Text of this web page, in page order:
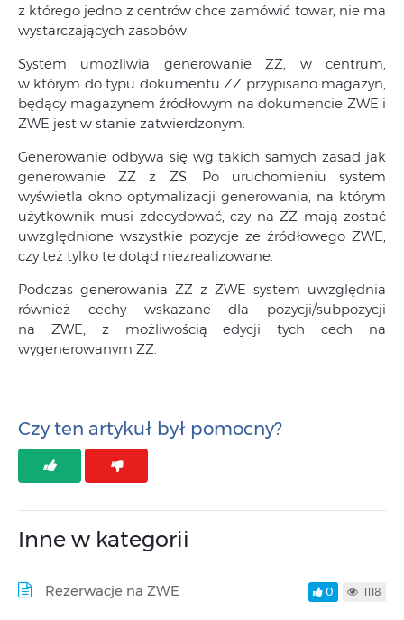
z którego jedno z centrów chce zamówić towar, nie ma
wystarczających zasobów.
System umożliwia generowanie ZZ, w centrum,
w którym do typu dokumentu ZZ przypisano magazyn,
będący magazynem źródłowym na dokumencie ZWE i
ZWE jest w stanie zatwierdzonym.
Generowanie odbywa się wg takich samych zasad jak
generowanie ZZ z ZS. Po uruchomieniu system
wyświetla okno optymalizacji generowania, na którym
użytkownik musi zdecydować, czy na ZZ mają zostać
uwzględnione wszystkie pozycje ze źródłowego ZWE,
czy też tylko te dotąd niezrealizowane.
Podczas generowania ZZ z ZWE system uwzględnia
również cechy wskazane dla pozycji/subpozycji
na ZWE, z możliwością edycji tych cech na
wygenerowanym ZZ.
Czy ten artykuł był pomocny?
Inne w kategorii
Rezerwacje na ZWE 0 1118